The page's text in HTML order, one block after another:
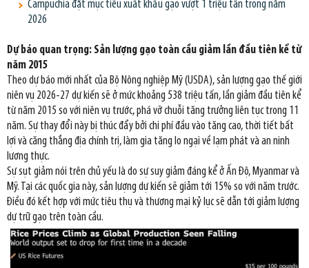
Campuchia đặt mục tiêu xuất khẩu gạo vượt 1 triệu tấn trong năm
2026
Dự báo quan trọng: Sản lượng gạo toàn cầu giảm lần đầu tiên kể từ
năm 2015
Theo dự báo mới nhất của Bộ Nông nghiệp Mỹ (USDA), sản lượng gạo thế giới
niên vụ 2026-27 dự kiến sẽ ở mức khoảng 538 triệu tấn, lần giảm đầu tiên kể
từ năm 2015 so với niên vụ trước, phá vỡ chuỗi tăng trưởng liên tục trong 11
năm. Sự thay đổi này bị thúc đẩy bởi chi phí đầu vào tăng cao, thời tiết bất
lợi và căng thẳng địa chính trị, làm gia tăng lo ngại về lạm phát và an ninh
lương thực.
Sự sụt giảm nói trên chủ yếu là do sự suy giảm đáng kể ở Ấn Độ, Myanmar và
Mỹ. Tại các quốc gia này, sản lượng dự kiến sẽ giảm tới 15% so với năm trước.
Điều đó kết hợp với mức tiêu thụ và thương mại kỷ lục sẽ dẫn tới giảm lượng
dự trữ gạo trên toàn cầu.